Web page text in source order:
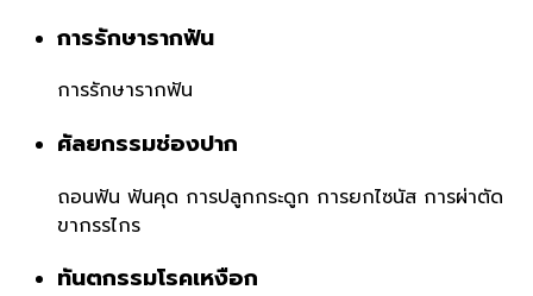
การรักษารากฟัน
การรักษารากฟัน
ศัลยกรรมช่องปาก
ถอนฟัน ฟันคุด การปลูกกระดูก การยกไซนัส การผ่าตัด
ขากรรไกร
ทันตกรรมโรคเหงือก